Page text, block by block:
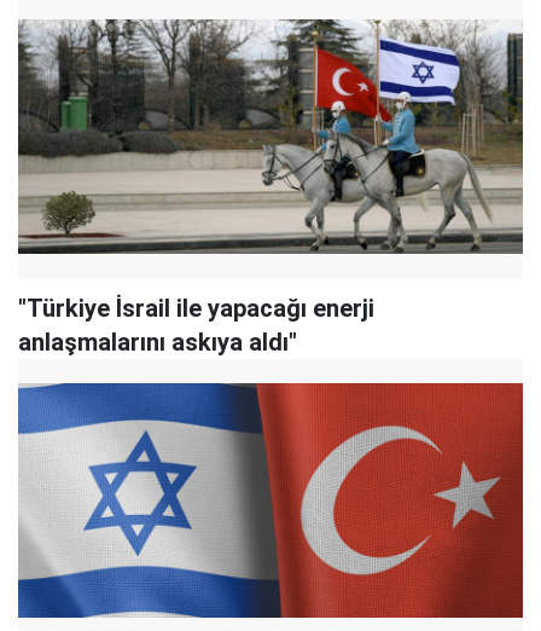
"Türkiye İsrail ile yapacağı enerji
anlaşmalarını askıya aldı"